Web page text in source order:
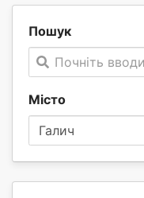
Пошук
Почніть
Місто
Галич